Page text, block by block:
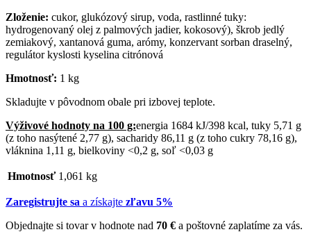
Zloženie: cukor, glukózový sirup, voda, rastlinné tuky:
hydrogenovaný olej z palmových jadier, kokosový), škrob jedlý
zemiakový, xantanová guma, arómy, konzervant sorban draselný,
regulátor kyslosti kyselina citrónová
Hmotnosť: 1 kg
Skladujte v pôvodnom obale pri izbovej teplote.
Výživové hodnoty na 100 g:energia 1684 kJ/398 kcal, tuky 5,71 g
(z toho nasýtené 2,77 g), sacharidy 86,11 g (z toho cukry 78,16 g),
vláknina 1,11 g, bielkoviny <0,2 g, soľ <0,03 g
Hmotnosť 1,061 kg
Zaregistrujte sa a získajte zľavu 5%
Objednajte si tovar v hodnote nad 70 € a poštovné zaplatíme za vás.